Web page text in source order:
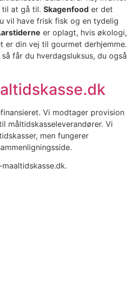
til at gå til. Skagenfood er det
vil have frisk fisk og en tydelig
er oplagt, hvis økologi,
er din vej til gourmet derhjemme.
får du hverdagsluksus, du også
Vi modtager provision
måltidskasseleverandører. Vi
men fungerer